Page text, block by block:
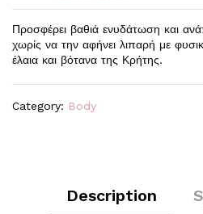
Προσφέρει βαθιά ενυδάτωση και
χωρίς να την αφήνει λιπαρή με
έλαια και βότανα της Κρήτης.
Category: Body
Description